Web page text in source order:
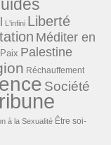
L'infini Liberté
Méditer en
Paix Palestine
Réchauffement
Société
à la Sexualité Être soi-